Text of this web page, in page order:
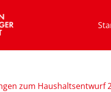
zum Haushaltsentwurf